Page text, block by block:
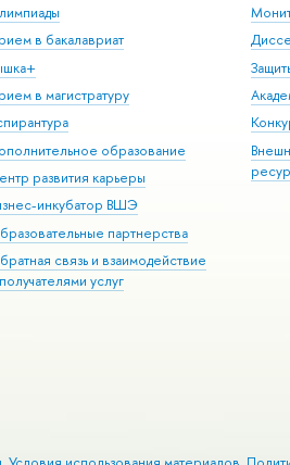
в бакалавриат
в магистратуру
образование
развития карьеры
инкубатор ВШЭ
партнерства
связь и взаимодействие
услуг